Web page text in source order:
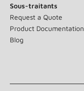
Sous-traitants
Request a Quote
Product Documentation
Blog